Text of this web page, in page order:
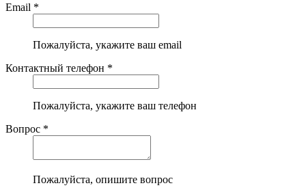
Email *
Пожалуйста, укажите ваш email
Контактный телефон *
Пожалуйста, укажите ваш телефон
Вопрос *
Пожалуйста, опишите вопрос